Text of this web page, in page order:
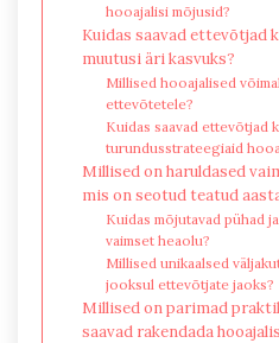
hooajalisi mõjusid?
Kuidas saavad ettevõtjad
muutusi äri kasvuks?
Millised hooajalised
ettevõtetele?
Kuidas saavad ettevõtjad
turundusstrateegiaid
Millised on haruldased
mis on seotud teatud
Kuidas mõjutavad pühad
vaimset heaolu?
Millised unikaalsed
jooksul ettevõtjate jaoks?
Millised on parimad
saavad rakendada